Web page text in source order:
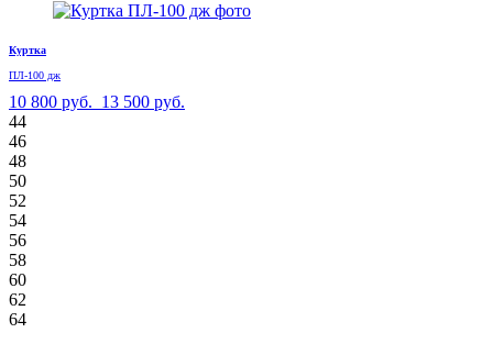
Куртка
ПЛ-100 дж
10 800 руб. 13 500 руб.
44
46
48
50
52
54
56
58
60
62
64